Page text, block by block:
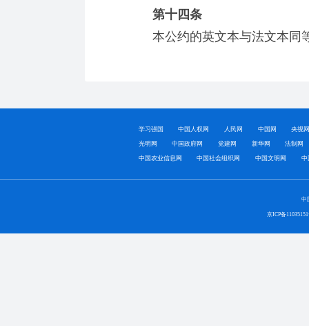
第十四条
本公约的英文本与法文本同
学习强国 中国人权网 人民网 中国网 央视
光明网 中国政府网 党建网 新华网 法制网
中国农业信息网 中国社会组织网 中国文明网 中
中
京ICP备